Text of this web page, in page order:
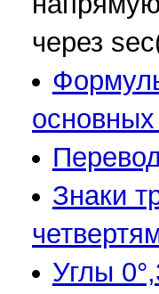
через
Знаки
Углы